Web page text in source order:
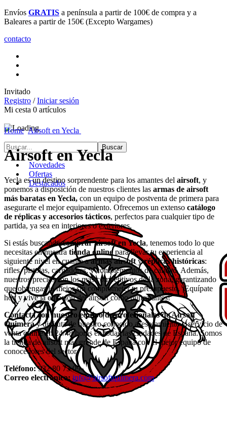
Envíos GRATIS a península a partir de 100€ de compra y a
Baleares a partir de 150€ (Excepto Wargames)
contacto
Invitado
Registro /Iniciar sesión
Mi cesta 0 artículos
Novedades
Ofertas
Destacados
Home Airsoft en Yecla
Airsoft en Yecla
Yecla es un destino sorprendente para los amantes del airsoft, y
ponemos a disposición de nuestros clientes las armas de airsoft
más baratas​ en Yecla, con un equipo de postventa de primera para
asegurarte el mejor equipamiento. Ofrecemos un extenso catálogo
de réplicas y accesorios tácticos, perfectos para cualquier tipo de
partida, ya sea en interiores o exteriores.
Si estás buscandocomprar airsoft en Yecla, tenemos todo lo que
necesitas en nuestra tienda onlinepara llevar tu experiencia al
siguiente nivel en cuanto aarmas airsoftyréplicas históricas:
rifles, pistolas, cargadores, y complementos de calidad. Además,
nuestros precios son los más competitivos de la zona, garantizando
que obtengas lo mejor sin comprometer tu presupuesto. ¡Equípate
hoy y vive la emoción del airsoft como nunca antes!
Contacta con nuestro equipo de profesionales de Airsoft
Quimeray disfruta de nuestro conocido asesoramiento y servicio de
venta online en 24/48 horas en todas las ciudades de España. Somos
la tienda de airsoft más grande de España con el mejor equipo de
conocedores del sector.
Teléfono:932 80 73 09
Correo electrónico: info@airsoftquimera.com